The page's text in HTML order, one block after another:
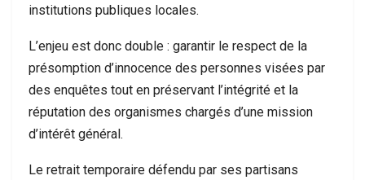
institutions publiques locales.
L’enjeu est donc double : garantir le respect de la
présomption d’innocence des personnes visées par
des enquêtes tout en préservant l’intégrité et la
réputation des organismes chargés d’une mission
d’intérêt général.
Le retrait temporaire défendu par ses partisans